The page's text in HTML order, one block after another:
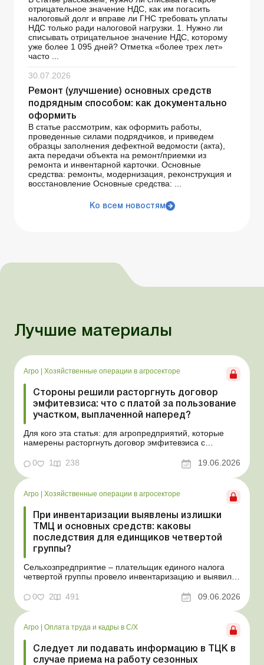
отрицательное значение НДС, как им погасить
налоговый долг и вправе ли ГНС требовать уплаты
НДС только ради налоговой нагрузки. 1. Нужно ли
списывать отрицательное значение НДС, которому
уже более 1 095 дней? Отметка «более трех лет»
часто ...
30.07.2026
Ремонт (улучшение) основных средств
подрядным способом: как документально
оформить
В статье рассмотрим, как оформить работы,
проведенные силами подрядчиков, и приведем
образцы заполнения дефектной ведомости (акта),
акта передачи объекта на ремонт/приемки из
ремонта и инвентарной карточки. Основные
средства: ремонты, модернизация, реконструкция и
восстановление Основные средства: ...
Ко всем новостям
Лучшие материалы
Агро Хозяйственные операции в агросекторе
Стороны решили расторгнуть договор
эмфитевзиса: что с платой за пользование
участком, выплаченной наперед?
Для кого эта статья: для агропредприятий, которые
намерены расторгнуть договор эмфитевзиса с
согласию. Усложним эту ситуацию тем, что плата за
пользование земельным участком была выплачена
собственнику наперед за несколько лет. В таком случае
перед эмфит...
0 1 238 19.06.2026
Агро | Хозяйственные операции в агросекторе
При инвентаризации выявлены излишки
ТМЦ и основных средств: каковы
последствия для единщиков четвертой
группы?
Сельхозпредприятие – плательщик единого налога
четвертой группы провело инвентаризацию и выявило
продукции собственного производства, а также
основных средств (далее – ОС). Как повлияют такие
излишки при их оприходовании на долю
сельхозтовар...
0 2 491 09.06.2026
Агро | Оплата труда и кадры в С/Х
Следует ли подавать информацию в ТЦК в
случае приема на работу сезонных